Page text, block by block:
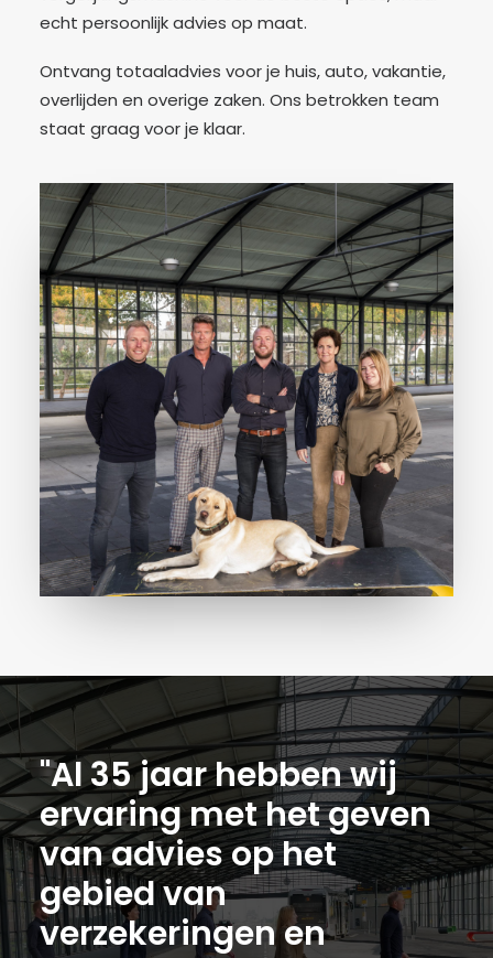
echt persoonlijk advies op maat.
Ontvang totaaladvies voor je huis, auto, vakantie,
overlijden en overige zaken. Ons betrokken team
staat graag voor je klaar.
"Al 35 jaar hebben wij
ervaring met het geven
van advies op het
gebied van
verzekeringen en